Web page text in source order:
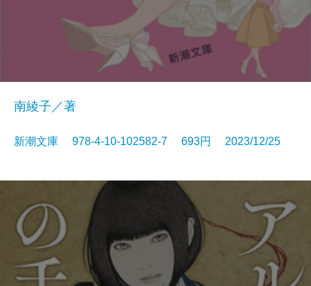
南綾子／著
新潮文庫 978-4-10-102582-7 693円 2023/12/25